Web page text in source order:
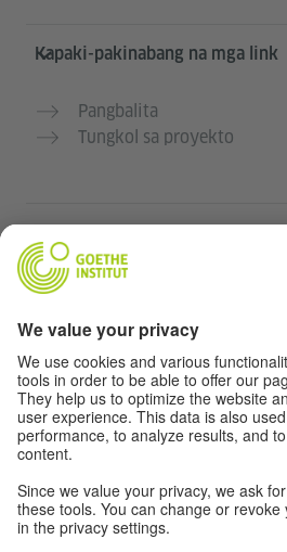
Kapaki-pakinabang na mga link
Pangbalita
Tungkol sa proyekto
Mga kursong Aleman ng
Portal para sa mga guro
Pribasiya at Pag-accessibilidad
Protección de datos y